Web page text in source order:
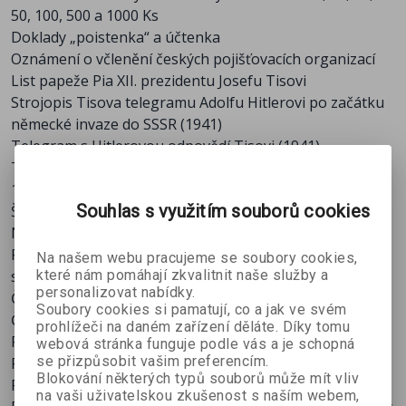
50, 100, 500 a 1000 Ks
Doklady „poistenka“ a účtenka
Oznámení o včlenění českých pojišťovacích organizací
List papeže Pia XII. prezidentu Josefu Tisovi
Strojopis Tisova telegramu Adolfu Hitlerovi po začátku
německé invaze do SSSR (1941)
Telegram s Hitlerovou odpovědí Tisovi (1941)
Týdenní program Slovenského národního divadla z léta
1941
Školní vysvědčení
Nástěnný kalendář na rok 1945
Plakát vyzývající k vstupu do Hlinkovy slovenské ľudové
strany
Členská legitimace HSĽS
Časopis Nová mládež
Plakát k vytvoření jednotného protižidovského bloku
Potvrzení „Není Žid“
Pozvánka na I. ples Hlinkovy gardy v Piešťanech r. 1939
Souhlas s využitím souborů cookies
Na našem webu pracujeme se soubory cookies,
které nám pomáhají zkvalitnit naše služby a
personalizovat nabídky.
Soubory cookies si pamatují, co a jak ve svém
prohlížeči na daném zařízení děláte. Díky tomu
webová stránka funguje podle vás a je schopná
se přizpůsobit vašim preferencím.
Blokování některých typů souborů může mít vliv
na vaši uživatelskou zkušenost s naším webem,